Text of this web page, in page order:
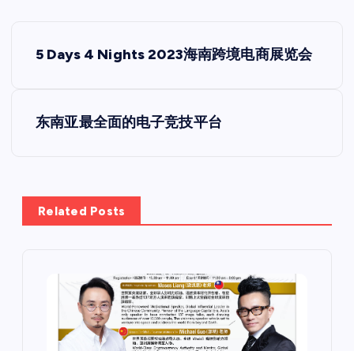
文
导
5 Days 4 Nights 2023海南跨境电商展览会
东南亚最全面的电子竞技平台
Related Posts